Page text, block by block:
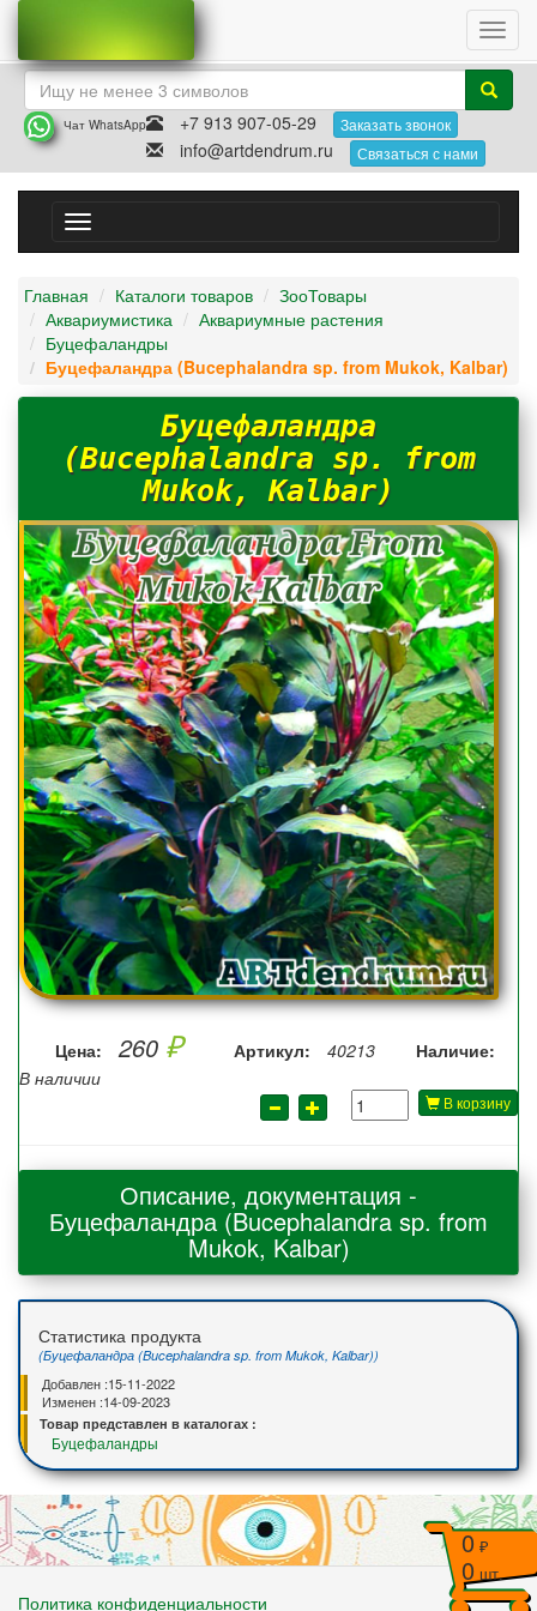
0
0
Чат WhatsApp +7 913 907-05-29 Заказать звонок
info@artdendrum.ru Связаться с нами
navigation
Главная
Каталоги товаров
ЗооТовары
Аквариумистика
Аквариумные растения
Буцефаландры
Буцефаландра (Bucephalandra sp. from Mukok, Kalbar)
Буцефаландра
(Bucephalandra sp. from
Mukok, Kalbar)
Цена: 260 ₽ Артикул: 40213
Наличие:
В наличии
В корзину
Описание, документация -
Буцефаландра (Bucephalandra sp. from
Mukok, Kalbar)
Статистика продукта
(Буцефаландра (Bucephalandra sp. from Mukok, Kalbar))
Добавлен :15-11-2022
Изменен :14-09-2023
Товар представлен в каталогах :
Буцефаландры
Политика конфиденциальности